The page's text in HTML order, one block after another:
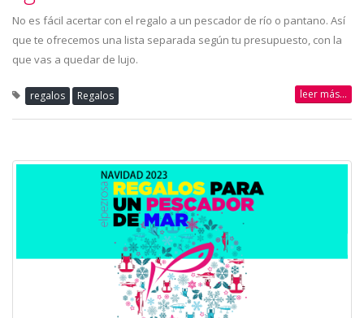
No es fácil acertar con el regalo a un pescador de río o pantano. Así
que te ofrecemos una lista separada según tu presupuesto, con la
que vas a quedar de lujo.
regalos Regalos leer más...